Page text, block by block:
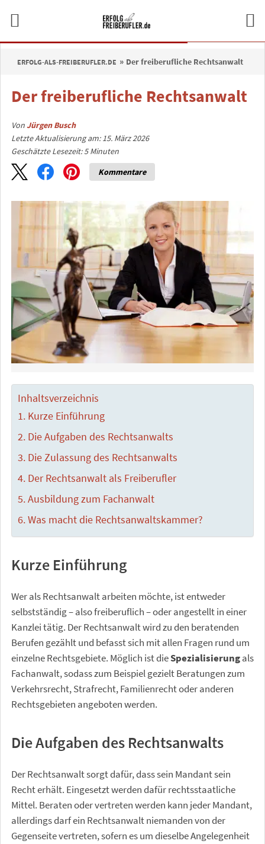
ERFOLG-ALS-FREIBERUFLER.DE Der freiberufliche Rechtsanwalt
Der freiberufliche Rechtsanwalt
VonJürgen Busch
Letzte Aktualisierung am: 15. März 2026
Geschätzte Lesezeit:5 Minuten
Kommentare
Inhaltsverzeichnis
Kurze Einführung
Die Aufgaben des Rechtsanwalts
Die Zulassung des Rechtsanwalts
Der Rechtsanwalt als Freiberufler
Ausbildung zum Fachanwalt
Was macht die Rechtsanwaltskammer?
Kurze Einführung
Wer als Rechtsanwalt arbeiten möchte, ist entweder
selbstständig – also freiberuflich – oder angestellt in einer
Kanzlei tätig. Der Rechtsanwalt wird zu den beratenden
Berufen gezählt und befasst sich mit allen Fragen rund um
einzelne Rechtsgebiete. Möglich ist dieSpezialisierungals
Fachanwalt, sodass zum Beispiel gezielt Beratungen zum
Verkehrsrecht, Strafrecht, Familienrecht oder anderen
Rechtsgebieten angeboten werden.
Die Aufgaben des Rechtsanwalts
Der Rechtsanwalt sorgt dafür, dass sein Mandant sein
Recht erhält. Eingesetzt werden dafür rechtsstaatliche
Mittel. Beraten oder vertreten werden kann jeder Mandant,
allerdings darf ein Rechtsanwalt niemanden von der
Gegenseite vertreten, sofern es um dieselbe Angelegenheit